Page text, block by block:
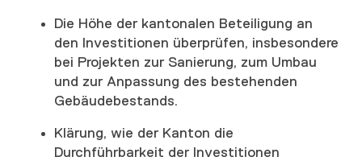
Die Höhe der kantonalen Beteiligung an
den Investitionen überprüfen, insbesondere
bei Projekten zur Sanierung, zum Umbau
und zur Anpassung des bestehenden
Gebäudebestands.
Klärung, wie der Kanton die
Durchführbarkeit der Investitionen